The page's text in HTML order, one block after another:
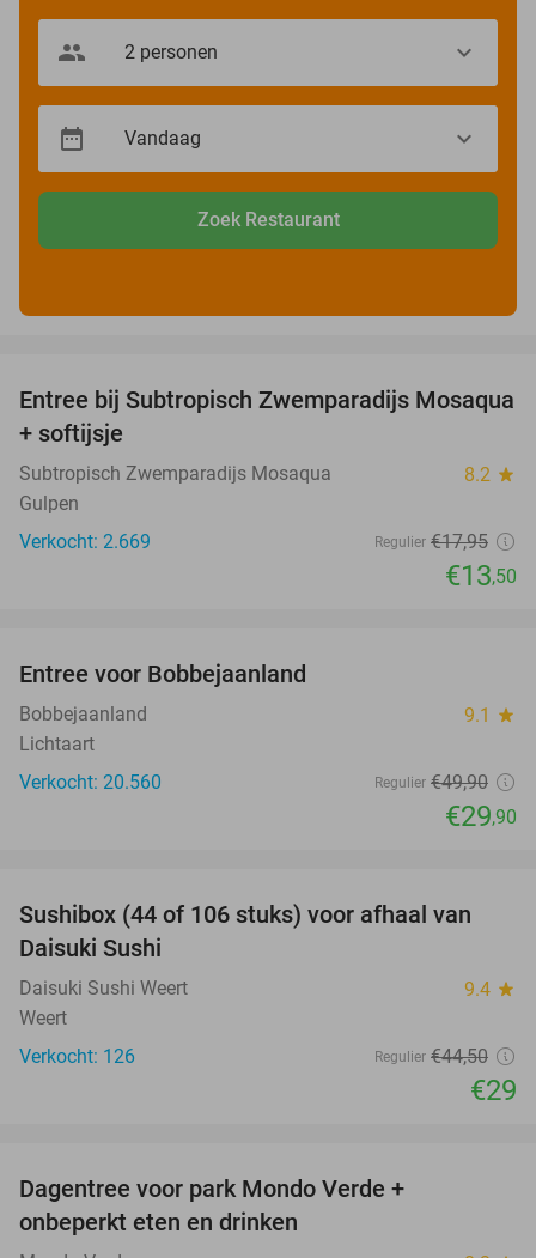
Zoek Restaurant
25%
Entree bij Subtropisch Zwemparadijs Mosaqua
+ softijsje
Subtropisch Zwemparadijs Mosaqua 8.2 star
Gulpen
Verkocht: 2.669
Regulier €17,95
€13,50
Entree voor Bobbejaanland
Bobbejaanland 9.1 star
Lichtaart
Verkocht: 20.560
Regulier €49,90
€29,90
35%
Sushibox (44 of 106 stuks) voor afhaal van
Daisuki Sushi
Daisuki Sushi Weert 9.4 star
Weert
Verkocht: 126
Regulier €44,50
€29
Dagentree voor park Mondo Verde +
onbeperkt eten en drinken